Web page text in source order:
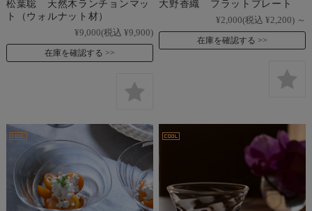
松葉聡 天然木ランチョンマッ
ト（ウォルナット材）
¥9,000(税込 ¥9,900)
在庫を確認する
大野香織 フラットプレート
¥2,000(税込 ¥2,200) ～
在庫を確認する